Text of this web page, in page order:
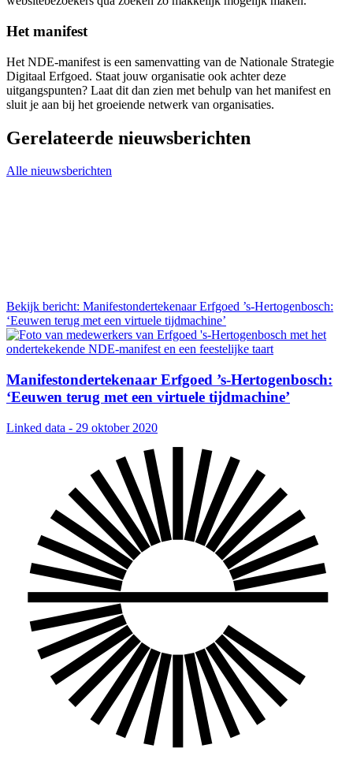
Het manifest
Het NDE-manifest is een samenvatting van de Nationale Strategie
Digitaal Erfgoed. Staat jouw organisatie ook achter deze
uitgangspunten? Laat dit dan zien met behulp van het manifest en
sluit je aan bij het groeiende netwerk van organisaties.
Gerelateerde nieuwsberichten
Alle nieuwsberichten
Bekijk bericht: Manifestondertekenaar Erfgoed ’s-Hertogenbosch:
‘Eeuwen terug met een virtuele tijdmachine’
Manifestondertekenaar Erfgoed ’s-Hertogenbosch:
‘Eeuwen terug met een virtuele tijdmachine’
Linked data - 29 oktober 2020